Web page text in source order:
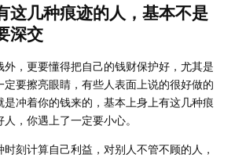
这几种痕迹的人，基本不是
深交
，更要懂得把自己的钱财保护好，尤其是
要擦亮眼睛，有些人表面上说的很好做的
冲着你的钱来的，基本上身上有这几种痕
，你遇上了一定要小心。
刻计算自己利益，对别人不管不顾的人，